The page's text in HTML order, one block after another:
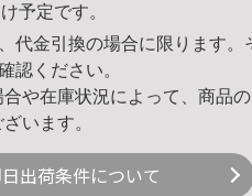
予定です。
代金引換の場合に限ります。
認ください。
や在庫状況によって、商品
います。
出荷条件について